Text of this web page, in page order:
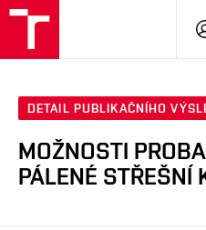
DETAIL PUBLIKAČNÍHO
MOŽNOSTI
PÁLENÉ STŘEŠNÍ